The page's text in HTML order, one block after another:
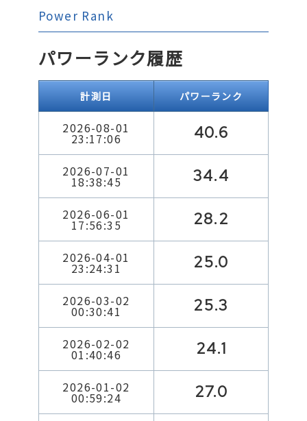
Power Rank
パワーランク履歴
計測日 パワーランク
2026-08-01
23:17:06 40.6
2026-07-01
18:38:45 34.4
2026-06-01
17:56:35 28.2
2026-04-01
23:24:31 25.0
2026-03-02
00:30:41 25.3
2026-02-02
01:40:46 24.1
2026-01-02
00:59:24 27.0